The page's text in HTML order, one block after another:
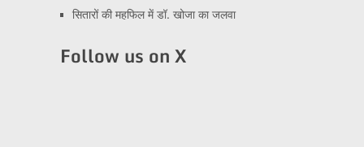
सितारों की महफिल में डॉ. खोजा का जलवा
Follow us on X